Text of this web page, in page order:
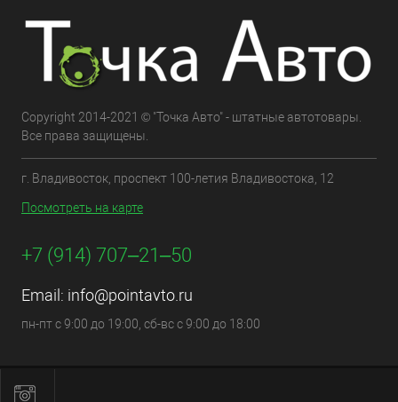
Copyright 2014-2021 © "Точка Авто" - штатные автотовары.
Все права защищены.
г. Владивосток, проспект 100-летия Владивостока, 12
Посмотреть на карте
+7 (914) 707‒21‒50
Email: info@pointavto.ru
пн-пт с 9:00 до 19:00, сб-вс с 9:00 до 18:00